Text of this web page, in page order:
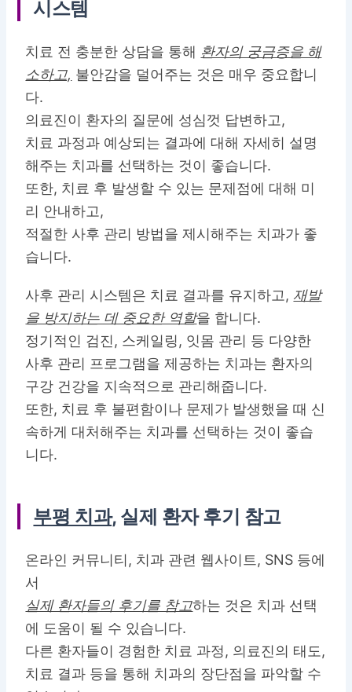
시스템
치료 전 충분한 상담을 통해 환자의 궁금증을 해
소하고, 불안감을 덜어주는 것은 매우 중요합니
다.
의료진이 환자의 질문에 성심껏 답변하고,
치료 과정과 예상되는 결과에 대해 자세히 설명
해주는 치과를 선택하는 것이 좋습니다.
또한, 치료 후 발생할 수 있는 문제점에 대해 미
리 안내하고,
적절한 사후 관리 방법을 제시해주는 치과가 좋
습니다.
사후 관리 시스템은 치료 결과를 유지하고, 재발
을 방지하는 데 중요한 역할을 합니다.
정기적인 검진, 스케일링, 잇몸 관리 등 다양한
사후 관리 프로그램을 제공하는 치과는 환자의
구강 건강을 지속적으로 관리해줍니다.
또한, 치료 후 불편함이나 문제가 발생했을 때 신
속하게 대처해주는 치과를 선택하는 것이 좋습
니다.
부평 치과, 실제 환자 후기 참고
온라인 커뮤니티, 치과 관련 웹사이트, SNS 등에
서
실제 환자들의 후기를 참고하는 것은 치과 선택
에 도움이 될 수 있습니다.
다른 환자들이 경험한 치료 과정, 의료진의 태도,
치료 결과 등을 통해 치과의 장단점을 파악할 수